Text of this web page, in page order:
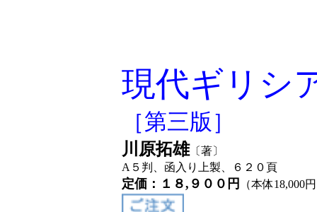
現代ギリシ
［第三版］
川原拓雄〔著〕
A５判、函入り上製、６２０頁
定価：１８,９００円 （本体18,000